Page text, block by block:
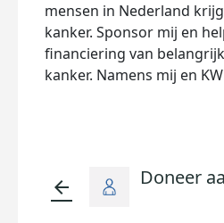
mensen in Nederland
kanker. Sponsor mij en
financiering van
kanker. Namens mij en
arrow_back Doneer